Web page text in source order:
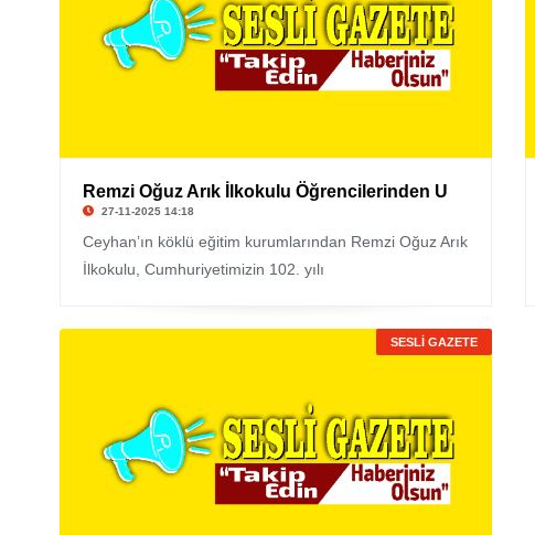
Remzi Oğuz Arık İlkokulu Öğrencilerinden U
27-11-2025 14:18
Ceyhan’ın köklü eğitim kurumlarından Remzi Oğuz Arık
İlkokulu, Cumhuriyetimizin 102. yılı
SESLİ GAZETE